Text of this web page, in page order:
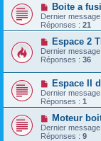
Boite a
Dernier
Réponses : 21
Espace 2
Dernier
Réponses : 36
Espace II
Dernier
Réponses : 1
Moteur
Dernier
Réponses : 9